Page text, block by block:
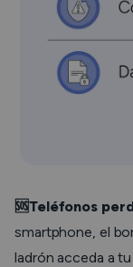
🆘Teléfonos
smartphone, el
ladrón acceda a